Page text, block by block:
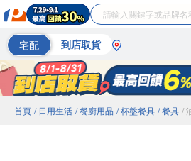
宅配 到店取貨
首頁 / 日用生活 / 餐廚用品 / 杯盤餐具 / 餐具 /